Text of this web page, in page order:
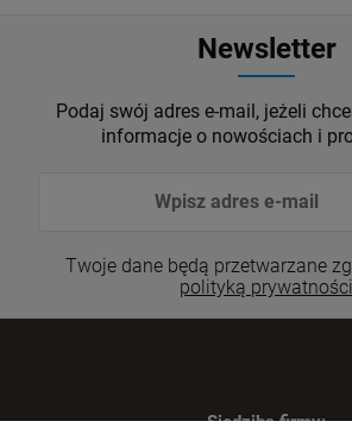
Newsletter
Podaj swój adres e-mail, jeżeli
informacje o nowościach i
Twoje dane będą przetwarzane
polityką prywatności
Siedziba firmy: